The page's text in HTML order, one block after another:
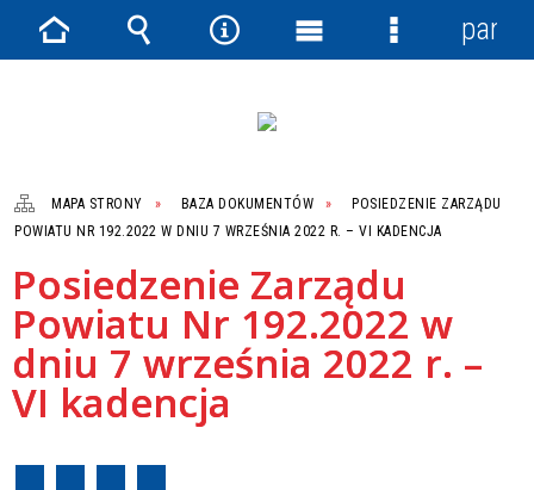
MAPA STRONY BAZA DOKUMENTÓW
POSIEDZENIE ZARZĄDU
POWIATU NR 192.2022 W DNIU 7 WRZEŚNIA 2022 R. – VI KADENCJA
Posiedzenie Zarządu
Powiatu Nr 192.2022 w
dniu 7 września 2022 r. –
VI kadencja
Strona Wyszukiwarka
NarzędziaMenu
Menu
panel